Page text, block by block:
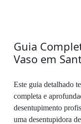
Guia
Vaso em
Este guia detalhado
completa e
desentupimento
uma desentupidora